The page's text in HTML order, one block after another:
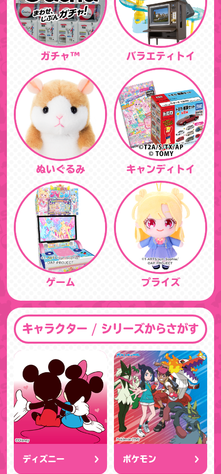
ガチャ™ バラエティトイ
ぬいぐるみ キャンディトイ
ゲーム プライズ
キャラクター / シリーズからさがす
ディズニー ポケモン